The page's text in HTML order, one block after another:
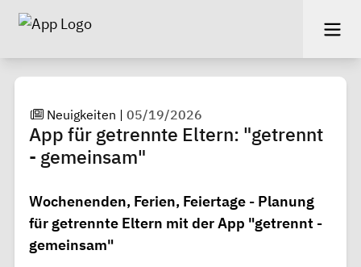
Neuigkeiten |05/19/2026
App für getrennte Eltern: "getrennt
- gemeinsam"
Wochenenden, Ferien, Feiertage - Planung
für getrennte Eltern mit der App "getrennt -
gemeinsam"